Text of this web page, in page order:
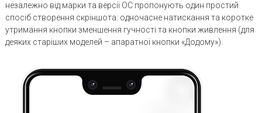
незалежно від марки та версії ОС пропонують один простий
спосіб створення скріншота: одночасне натискання та коротке
утримання кнопки зменшення гучності та кнопки живлення (для
деяких старіших моделей – апаратної кнопки «Додому»).